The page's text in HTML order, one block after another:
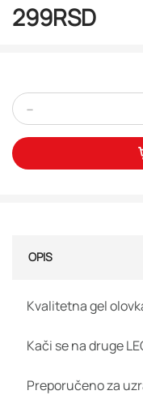
299RSD
-
OPIS
Kvalitetna gel
Kači se na druge
Preporučeno za